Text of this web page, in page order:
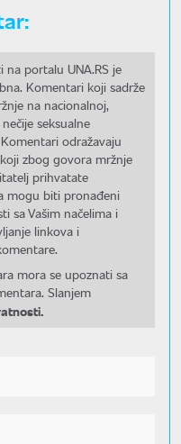
na portalu UNA.RS je
Komentari koji sadrže
na nacionalnoj,
seksualne
odražavaju
zbog govora mržnje
prihvatate
mogu biti pronađeni
sa Vašim načelima i
linkova i
mora se upoznati sa
Slanjem